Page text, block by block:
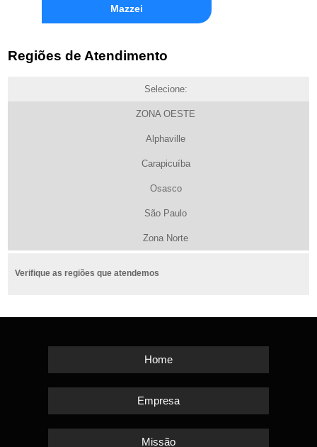
Mazzei
Regiões de Atendimento
Selecione:
ZONA OESTE
Alphaville
Carapicuíba
Osasco
São Paulo
Zona Norte
Verifique as regiões que atendemos
Home
Empresa
Missão